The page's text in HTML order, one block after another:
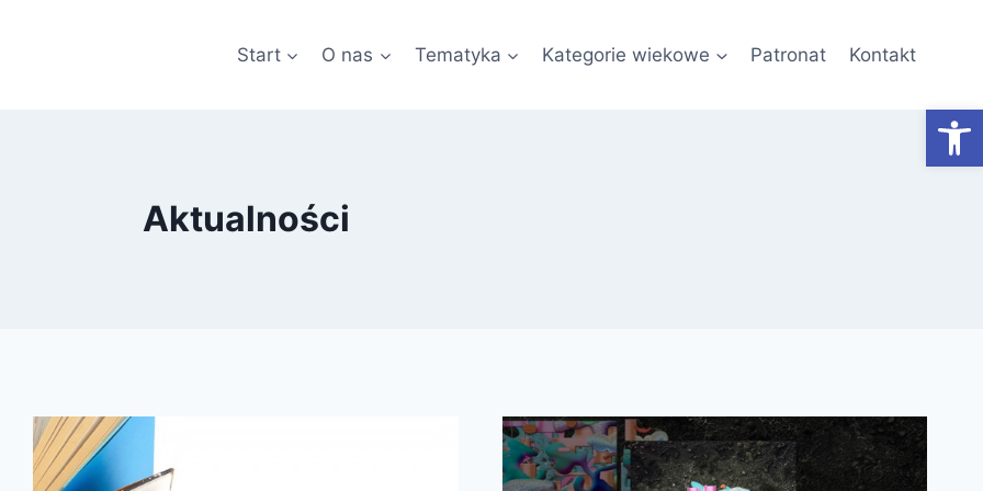
Start O nas Tematyka Kategorie wiekowe Patronat Kontakt
Aktualności